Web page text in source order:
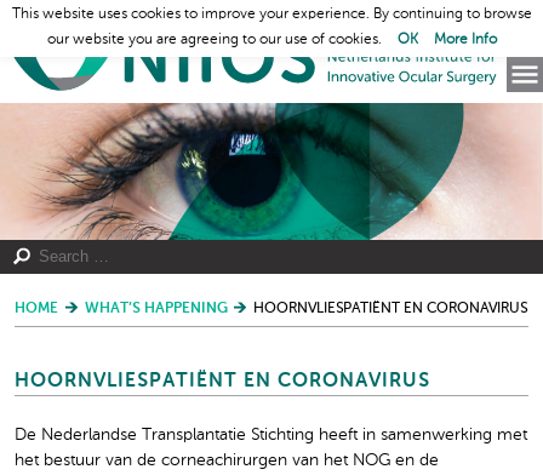
HOME WHAT’S HAPPENING HOORNVLIESPATIËNT EN CORONAVIRUS
HOORNVLIESPATIËNT EN CORONAVIRUS
De Nederlandse Transplantatie Stichting heeft in samenwerking met
het bestuur van de corneachirurgen van het NOG en de
This website uses cookies to improve your experience. By continuing to browse
our website you are agreeing to our use of cookies.
OK More Info